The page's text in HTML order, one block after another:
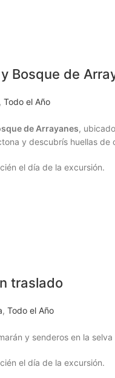
Bosque de
, Todo el Año
de Arrayanes,
y descubrís huellas
el día de la excursión.
traslado
, Todo el Año
y senderos en la
el día de la excursión.